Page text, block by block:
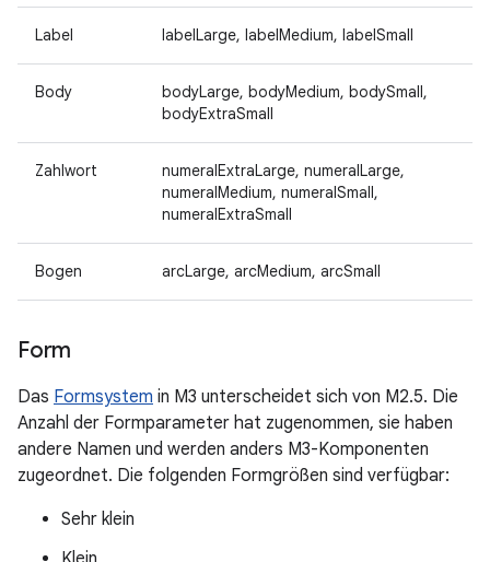
Label labelLarge, labelMedium, labelSmall
Body
bodyLarge, bodyMedium, bodySmall,
bodyExtraSmall
Zahlwort
numeralExtraLarge, numeralLarge,
numeralMedium, numeralSmall,
numeralExtraSmall
Bogen arcLarge, arcMedium, arcSmall
Form
Das Formsystem in M3 unterscheidet sich von M2.5. Die
Anzahl der Formparameter hat zugenommen, sie haben
andere Namen und werden anders M3-Komponenten
zugeordnet. Die folgenden Formgrößen sind verfügbar:
Sehr klein